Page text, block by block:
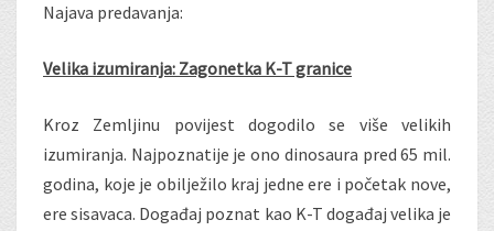
Najava predavanja:
Velika izumiranja: Zagonetka K-T granice
Kroz Zemljinu povijest dogodilo se više velikih
izumiranja. Najpoznatije je ono dinosaura pred 65 mil.
godina, koje je obilježilo kraj jedne ere i početak nove,
ere sisavaca. Događaj poznat kao K-T događaj velika je